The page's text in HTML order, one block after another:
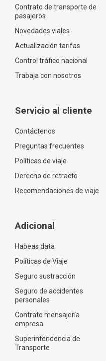
Contrato de transporte de
pasajeros
Novedades viales
Actualización tarifas
Control tráfico nacional
Trabaja con nosotros
Servicio al cliente
Contáctenos
Preguntas frecuentes
Políticas de viaje
Derecho de retracto
Recomendaciones de viaje
Adicional
Habeas data
Políticas de Viaje
Seguro sustracción
Seguro de accidentes
personales
Contrato mensajería
empresa
Superintendencia de
Transporte